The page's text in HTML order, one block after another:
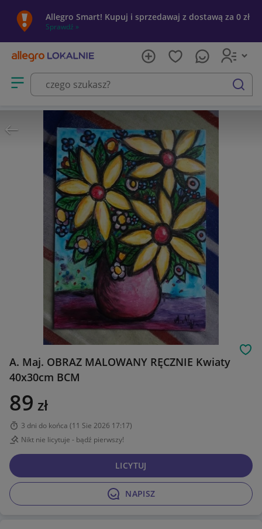
Allegro Smart! Kupuj i sprzedawaj z dostawą za 0 zł
Sprawdź »
Otwórz menu z kategoriami
szukaj
A. Maj. OBRAZ MALOWANY RĘCZNIE Kwiaty
40x30cm BCM
89 zł
3 dni do końca (11 Sie 2026 17:17)
Nikt nie licytuje - bądź pierwszy!
NAPISZ
LICYTUJ